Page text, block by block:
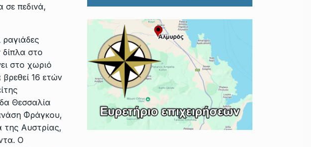
σε πεδινά,
δίπλα στο
στο χωριό
16 ετών
Θεσσαλία
Φράγκου,
της Αυστρίας,
Ο